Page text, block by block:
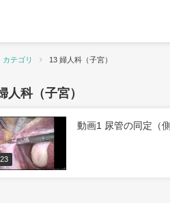
カテゴリ 13 婦人科（子宮）
人科（子宮）
動画1 尿管の同定（